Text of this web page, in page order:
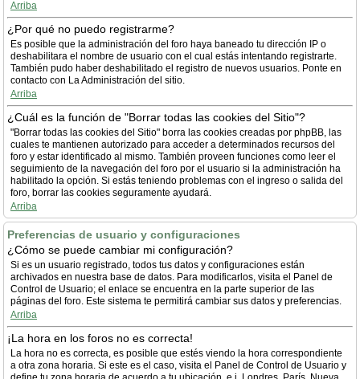
Arriba
¿Por qué no puedo registrarme?
Es posible que la administración del foro haya baneado tu dirección IP o
deshabilitara el nombre de usuario con el cual estás intentando registrarte.
También pudo haber deshabilitado el registro de nuevos usuarios. Ponte en
contacto con La Administración del sitio.
Arriba
¿Cuál es la función de "Borrar todas las cookies del Sitio"?
"Borrar todas las cookies del Sitio" borra las cookies creadas por phpBB, las
cuales te mantienen autorizado para acceder a determinados recursos del
foro y estar identificado al mismo. También proveen funciones como leer el
seguimiento de la navegación del foro por el usuario si la administración ha
habilitado la opción. Si estás teniendo problemas con el ingreso o salida del
foro, borrar las cookies seguramente ayudará.
Arriba
Preferencias de usuario y configuraciones
¿Cómo se puede cambiar mi configuración?
Si es un usuario registrado, todos tus datos y configuraciones están
archivados en nuestra base de datos. Para modificarlos, visita el Panel de
Control de Usuario; el enlace se encuentra en la parte superior de las
páginas del foro. Este sistema te permitirá cambiar sus datos y preferencias.
Arriba
¡La hora en los foros no es correcta!
La hora no es correcta, es posible que estés viendo la hora correspondiente
a otra zona horaria. Si este es el caso, visita el Panel de Control de Usuario y